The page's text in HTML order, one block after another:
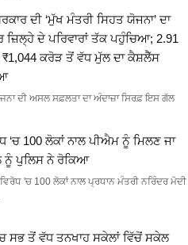
ਦੀ ‘ਮੁੱਖ ਮੰਤਰੀ ਸਿਹਤ ਯੋਜਨਾ’ ਦਾ
ਜ਼ਿਲ੍ਹੇ ਦੇ ਪਰਿਵਾਰਾਂ ਤੱਕ ਪਹੁੰਚਿਆ; 2.91
₹1,044 ਕਰੋੜ ਤੋਂ ਵੱਧ ਮੁੱਲ ਦਾ ਕੈਸ਼ਲੈੱਸ
ਦੀ ਅਸਲ ਸਫ਼ਲਤਾ ਦਾ ਅੰਦਾਜ਼ਾ ਸਿਰਫ਼ ਇਸ ਗੱਲ
‘ਚ 100 ਲੋਕਾਂ ਨਾਲ ਪੀਐਮ ਨੂੰ ਮਿਲਣ ਜਾ
ਨੂੰ ਪੁਲਿਸ ਨੇ ਰੋਕਿਆ
'ਚ 100 ਲੋਕਾਂ ਨਾਲ ਪ੍ਰਧਾਨ ਮੰਤਰੀ ਨਰਿੰਦਰ ਮੋਦੀ
ਸਭ ਤੋਂ ਵੱਧ ਤਨਖਾਹ ਸਕੇਲਾਂ ਵਿੱਚੋਂ ਸਕੇਲ